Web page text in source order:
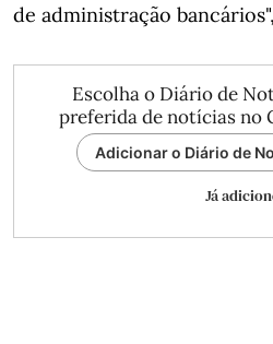
de administração
Escolha o Diário de
preferida de notícias no
Adicionar o Diário de
Já